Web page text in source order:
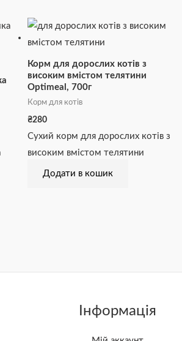
Корм для дорослих котів з
високим вмістом телятини
Optimeal, 700г
Корм для котів
₴280
Сухий корм для дорослих котів з
високим вмістом телятини
Додати в кошик
Інформація